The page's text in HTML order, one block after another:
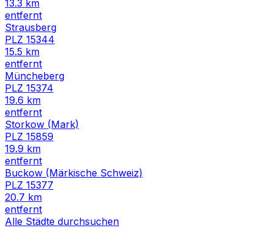
13.3 km
entfernt
Strausberg
PLZ 15344
15.5 km
entfernt
Müncheberg
PLZ 15374
19.6 km
entfernt
Storkow (Mark)
PLZ 15859
19.9 km
entfernt
Buckow (Märkische Schweiz)
PLZ 15377
20.7 km
entfernt
Alle Städte durchsuchen